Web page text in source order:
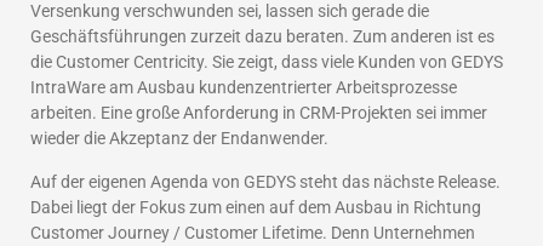
Versenkung verschwunden sei, lassen sich gerade die
Geschäftsführungen zurzeit dazu beraten. Zum anderen ist es
die Customer Centricity. Sie zeigt, dass viele Kunden von GEDYS
IntraWare am Ausbau kundenzentrierter Arbeitsprozesse
arbeiten. Eine große Anforderung in CRM-Projekten sei immer
wieder die Akzeptanz der Endanwender.
Auf der eigenen Agenda von GEDYS steht das nächste Release.
Dabei liegt der Fokus zum einen auf dem Ausbau in Richtung
Customer Journey / Customer Lifetime. Denn Unternehmen